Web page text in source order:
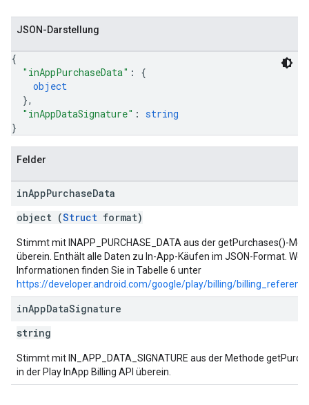
JSON-Darstellung
{
"inAppPurchaseData" : {
object
},
"inAppDataSignature" : string
}
Felder
inAppPurchaseData
object (Struct format)
Stimmt mit INAPP_PURCHASE_DATA aus der getPurchases()-
überein. Enthält alle Daten zu In-App-Käufen im JSON-Format.
Informationen finden Sie in Tabelle 6 unter
https://developer.android.com/google/play/billing/
inAppDataSignature
string
Stimmt mit IN_APP_DATA_SIGNATURE aus der Methode
in der Play InApp Billing API überein.